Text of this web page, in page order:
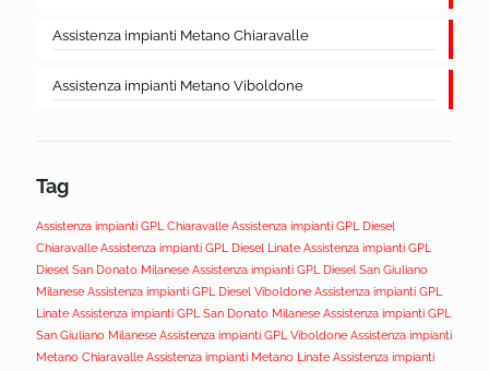
Assistenza impianti Metano Chiaravalle
Assistenza impianti Metano Viboldone
Tag
Assistenza impianti GPL Chiaravalle Assistenza impianti GPL Diesel
Chiaravalle Assistenza impianti GPL Diesel Linate Assistenza impianti GPL
Diesel San Donato Milanese Assistenza impianti GPL Diesel San Giuliano
Milanese Assistenza impianti GPL Diesel Viboldone Assistenza impianti GPL
Linate Assistenza impianti GPL San Donato Milanese Assistenza impianti GPL
San Giuliano Milanese Assistenza impianti GPL Viboldone Assistenza impianti
Metano Chiaravalle Assistenza impianti Metano Linate Assistenza impianti